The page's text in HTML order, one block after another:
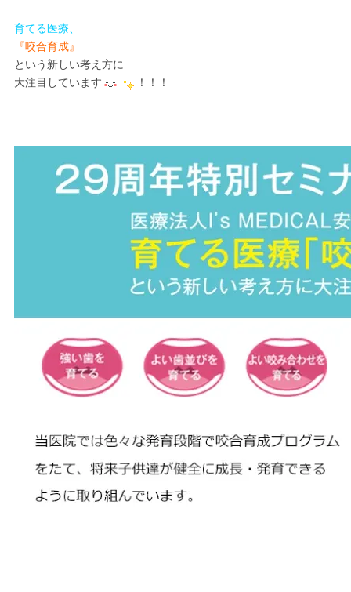
育てる医療、
『咬合育成』
という新しい考え方に
大注目しています
！！！